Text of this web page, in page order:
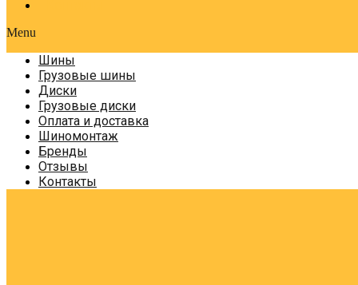
Menu
Шины
Грузовые шины
Диски
Грузовые диски
Оплата и доставка
Шиномонтаж
Бренды
Отзывы
Контакты